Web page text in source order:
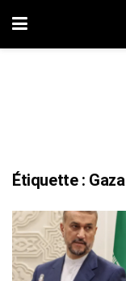
Étiquette : Gaza